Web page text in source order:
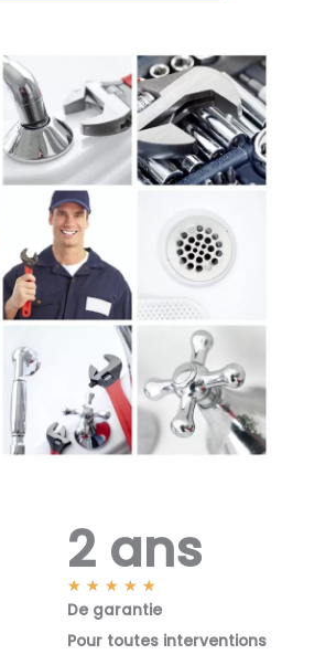
2 ans
★ ★ ★ ★ ★
o
De garantie
Pour toutes interventions